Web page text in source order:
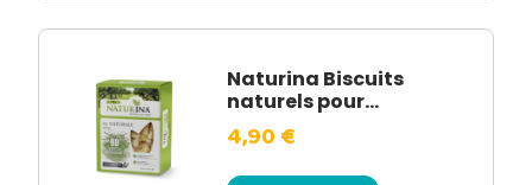
Naturina Biscuits
naturels pour...
4,90 €